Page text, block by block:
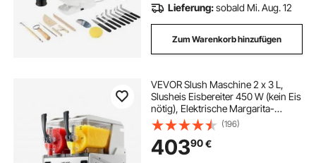
Lieferung:sobald Mi. Aug. 12
Zum Warenkorb hinzufügen
VEVOR Slush Maschine 2 x 3 L,
Slusheis Eisbereiter 450 W (kein Eis
nötig), Elektrische Margarita-
Maschine mit
Selbstreinigungsfunktion, Geeignet
für Frozen Margaritas Frappés
Milchshakes Shakes
(196)
40390€